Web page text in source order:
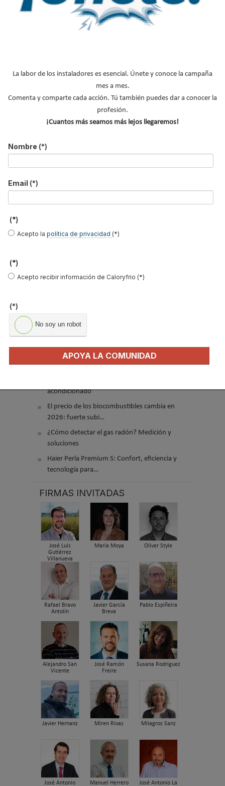
Y RECIBE EN TU EMAIL TODA LA
ACTUALIDAD DEL SECTOR
Ocupación
El precio del pellet vuelve a subir…
Recuperadores de calor: qué son, cómo
funcionan y cuándo son…
acondicionado
El precio de los biocombustibles cambia en
2026: fuerte subi…
¿Cómo detectar el gas radón? Medición y
soluciones
Haier Perla Premium S: Confort, eficiencia y
tecnología para…
FIRMAS INVITADAS
José Luis
Gutiérrez
Villanueva
María Moya Oliver Style
Rafael Bravo
Antolín
Javier García
Breva
Pablo Espiñeira
Alejandro San
Vicente
José Ramón
Freire
Susana Rodriguez
Javier Hernanz Miren Rivas Milagros Sanz
José Antonio Manuel Herrero José Antonio La
La labor de los instaladores es esencial. Únete y conoce la campaña
mes a mes.
Comenta y comparte cada acción. Tú también puedes dar a conocer la
profesión.
¡Cuantos más seamos más lejos llegaremos!
Nombre (*)
Email (*)
(*)
Acepto la política de privacidad (*)
(*)
Acepto recibir información de Caloryfrio (*)
(*)
No soy un robot
APOYA LA COMUNIDAD